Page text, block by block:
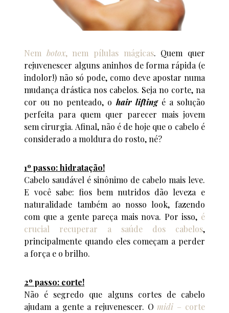
Nem botox, nem pílulas mágicas. Quem quer
rejuvenescer alguns aninhos de forma rápida (e
indolor!) não só pode, como deve apostar numa
mudança drástica nos cabelos. Seja no corte, na
cor ou no penteado, o hair liftingé a solução
perfeita para quem quer parecer mais jovem
sem cirurgia. Afinal, não é de hoje que o cabelo é
considerado a moldura do rosto, né?
1º passo: hidratação!
Cabelo saudável é sinônimo de cabelo mais leve.
E você sabe: fios bem nutridos dão leveza e
naturalidade também ao nosso look, fazendo
com que a gente pareça mais nova. Por isso, é
crucial recuperar a saúde dos cabelos,
principalmente quando eles começam a perder
a força e o brilho.
2º passo: corte!
Não é segredo que alguns cortes de cabelo
ajudam a gente a rejuvenescer. Omidi – corte